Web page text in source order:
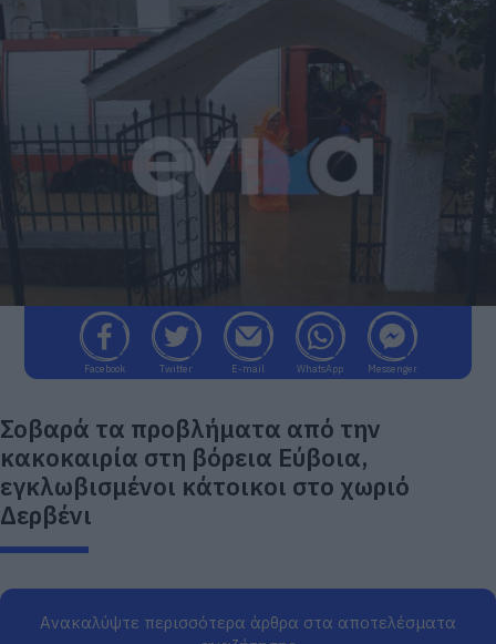
Facebook Twitter E-mail WhatsApp Messenger
Σοβαρά τα προβλήματα από την
κακοκαιρία στη βόρεια Εύβοια,
εγκλωβισμένοι κάτοικοι στο χωριό
Δερβένι
Ανακαλύψτε περισσότερα άρθρα στα αποτελέσματα